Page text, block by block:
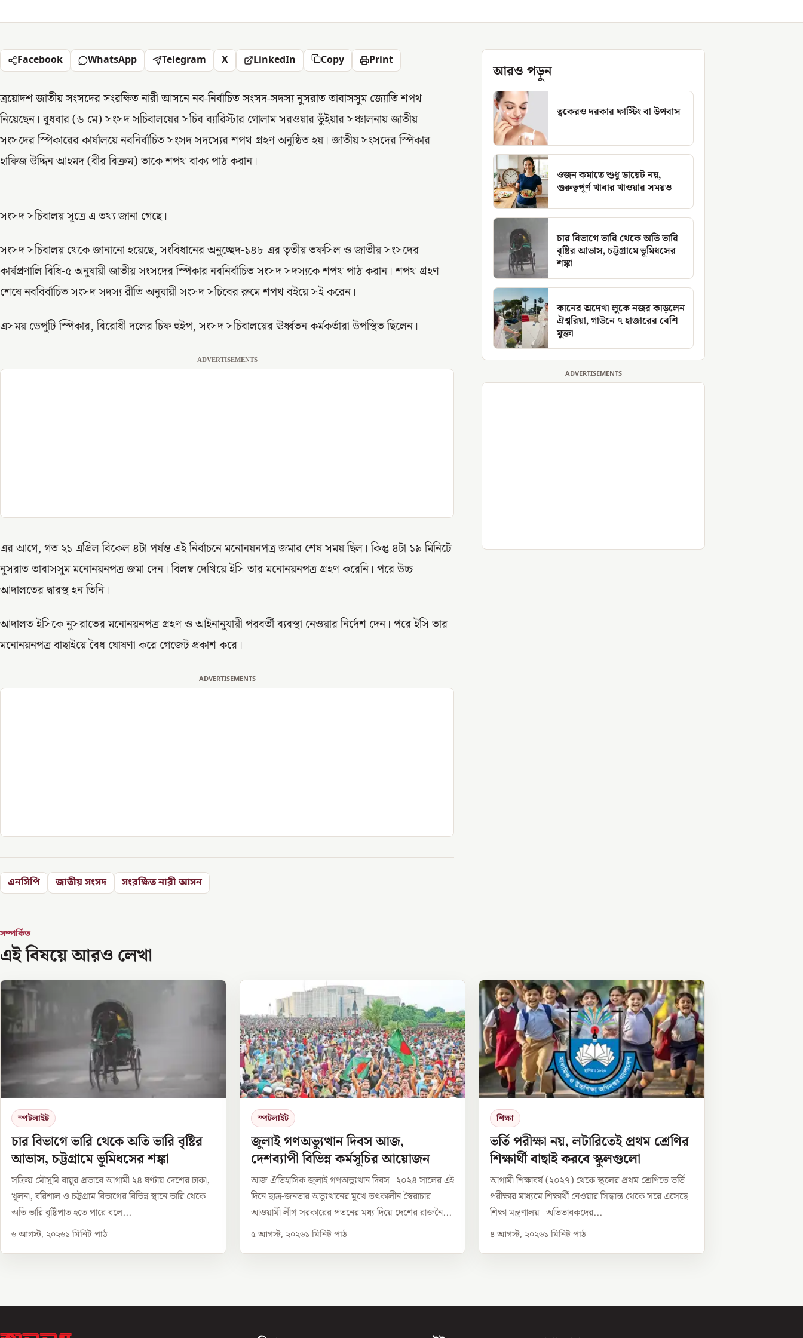
Facebook WhatsApp Telegram X LinkedIn Copy Print
ত্রয়োদশ জাতীয় সংসদের সংরক্ষিত নারী আসনে নব-নির্বাচিত সংসদ-সদস্য নুসরাত তাবাসসুম জ্যোতি শপথ
নিয়েছেন। বুধবার (৬ মে) সংসদ সচিবালয়ের সচিব ব্যারিস্টার গোলাম সরওয়ার ভুঁইয়ার সঞ্চালনায় জাতীয়
সংসদের স্পিকারের কার্যালয়ে নবনির্বাচিত সংসদ সদস্যের শপথ গ্রহণ অনুষ্ঠিত হয়। জাতীয় সংসদের স্পিকার
হাফিজ উদ্দিন আহমদ (বীর বিক্রম) তাকে শপথ বাক্য পাঠ করান।
সংসদ সচিবালয় সূত্রে এ তথ্য জানা গেছে।
সংসদ সচিবালয় থেকে জানানো হয়েছে, সংবিধানের অনুচ্ছেদ-১৪৮ এর তৃতীয় তফসিল ও জাতীয় সংসদের
কার্যপ্রণালি বিধি-৫ অনুযায়ী জাতীয় সংসদের স্পিকার নবনির্বাচিত সংসদ সদস্যকে শপথ পাঠ করান। শপথ গ্রহণ
শেষে নববির্বাচিত সংসদ সদস্য রীতি অনুযায়ী সংসদ সচিবের রুমে শপথ বইয়ে সই করেন।
এসময় ডেপুটি স্পিকার, বিরোধী দলের চিফ হুইপ, সংসদ সচিবালয়ের ঊর্ধ্বতন কর্মকর্তারা উপস্থিত ছিলেন।
ADVERTISEMENTS
এর আগে, গত ২১ এপ্রিল বিকেল ৪টা পর্যন্ত এই নির্বাচনে মনোনয়নপত্র জমার শেষ সময় ছিল। কিন্তু ৪টা ১৯ মিনিটে
নুসরাত তাবাসসুম মনোনয়নপত্র জমা দেন। বিলম্ব দেখিয়ে ইসি তার মনোনয়নপত্র গ্রহণ করেনি। পরে উচ্চ
আদালতের দ্বারস্থ হন তিনি।
আদালত ইসিকে নুসরাতের মনোনয়নপত্র গ্রহণ ও আইনানুযায়ী পরবর্তী ব্যবস্থা নেওয়ার নির্দেশ দেন। পরে ইসি তার
মনোনয়নপত্র বাছাইয়ে বৈধ ঘোষণা করে গেজেট প্রকাশ করে।
ADVERTISEMENTS
এনসিপি জাতীয় সংসদ সংরক্ষিত নারী আসন
আরও পড়ুন
ত্বকেরও দরকার ফাস্টিং বা উপবাস
ওজন কমাতে শুধু ডায়েট নয়,
গুরুত্বপূর্ণ খাবার খাওয়ার সময়ও
চার বিভাগে ভারি থেকে অতি ভারি
বৃষ্টির আভাস, চট্টগ্রামে ভূমিধসের
শঙ্কা
কানের অদেখা লুকে নজর কাড়লেন
ঐশ্বরিয়া, গাউনে ৭ হাজারের বেশি
মুক্তা
ADVERTISEMENTS
সম্পর্কিত
এই বিষয়ে আরও লেখা
স্পটলাইট
চার বিভাগে ভারি থেকে অতি ভারি বৃষ্টির
আভাস, চট্টগ্রামে ভূমিধসের শঙ্কা
সক্রিয় মৌসুমি বায়ুর প্রভাবে আগামী ২৪ ঘণ্টায় দেশের ঢাকা,
খুলনা, বরিশাল ও চট্টগ্রাম বিভাগের বিভিন্ন স্থানে ভারি থেকে
অতি ভারি বৃষ্টিপাত হতে পারে বলে...
৬ আগস্ট, ২০২৬১ মিনিট পাঠ
স্পটলাইট
জুলাই গণঅভ্যুত্থান দিবস আজ,
দেশব্যাপী বিভিন্ন কর্মসূচির আয়োজন
আজ ঐতিহাসিক জুলাই গণঅভ্যুত্থান দিবস। ২০২৪ সালের এই
দিনে ছাত্র-জনতার অভ্যুত্থানের মুখে তৎকালীন স্বৈরাচার
আওয়ামী লীগ সরকারের পতনের মধ্য দিয়ে দেশের রাজনৈ...
৫ আগস্ট, ২০২৬১ মিনিট পাঠ
শিক্ষা
ভর্তি পরীক্ষা নয়, লটারিতেই প্রথম শ্রেণির
শিক্ষার্থী বাছাই করবে স্কুলগুলো
আগামী শিক্ষাবর্ষ (২০২৭) থেকে স্কুলের প্রথম শ্রেণিতে ভর্তি
পরীক্ষার মাধ্যমে শিক্ষার্থী নেওয়ার সিদ্ধান্ত থেকে সরে এসেছে
শিক্ষা মন্ত্রণালয়। অভিভাবকদের...
৪ আগস্ট, ২০২৬১ মিনিট পাঠ